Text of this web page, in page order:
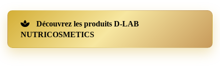
Découvrez les produits D-LAB
NUTRICOSMETICS